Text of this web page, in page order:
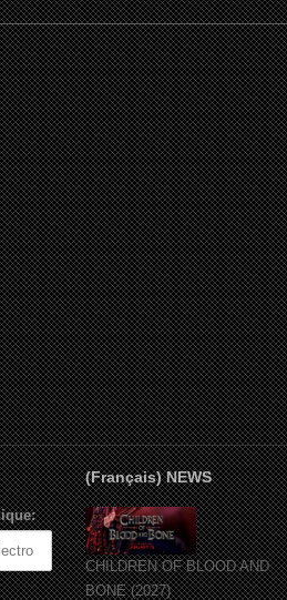
(Français) NEWS
CHILDREN OF BLOOD AND
BONE (2027)